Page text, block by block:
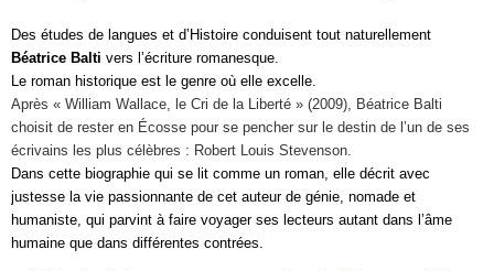
Des études de langues et d’Histoire conduisent tout naturellement
Béatrice Balti vers l’écriture romanesque.
Le roman historique est le genre où elle excelle.
Après « William Wallace, le Cri de la Liberté » (2009), Béatrice Balti
choisit de rester en Écosse pour se pencher sur le destin de l’un de ses
écrivains les plus célèbres : Robert Louis Stevenson.
Dans cette biographie qui se lit comme un roman, elle décrit avec
justesse la vie passionnante de cet auteur de génie, nomade et
humaniste, qui parvint à faire voyager ses lecteurs autant dans l’âme
humaine que dans différentes contrées.